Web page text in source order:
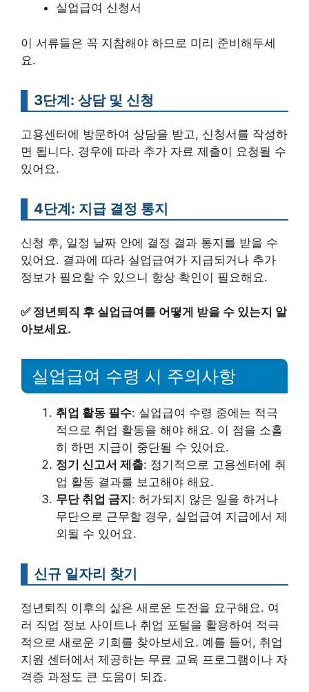
실업급여 신청서
이 서류들은 꼭 지참해야 하므로 미리 준비해두세
요.
3단계: 상담 및 신청
고용센터에 방문하여 상담을 받고, 신청서를 작성하
면 됩니다. 경우에 따라 추가 자료 제출이 요청될 수
있어요.
4단계: 지급 결정 통지
신청 후, 일정 날짜 안에 결정 결과 통지를 받을 수
있어요. 결과에 따라 실업급여가 지급되거나 추가
정보가 필요할 수 있으니 항상 확인이 필요해요.
✅ 정년퇴직 후 실업급여를 어떻게 받을 수 있는지 알
아보세요.
실업급여 수령 시 주의사항
취업 활동 필수: 실업급여 수령 중에는 적극
적으로 취업 활동을 해야 해요. 이 점을 소홀
히 하면 지급이 중단될 수 있어요.
정기 신고서 제출: 정기적으로 고용센터에 취
업 활동 결과를 보고해야 해요.
무단 취업 금지: 허가되지 않은 일을 하거나
무단으로 근무할 경우, 실업급여 지급에서 제
외될 수 있어요.
신규 일자리 찾기
정년퇴직 이후의 삶은 새로운 도전을 요구해요. 여
러 직업 정보 사이트나 취업 포털을 활용하여 적극
적으로 새로운 기회를 찾아보세요. 예를 들어, 취업
지원 센터에서 제공하는 무료 교육 프로그램이나 자
격증 과정도 큰 도움이 되죠.